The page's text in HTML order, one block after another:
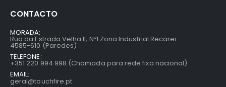
CONTACTO
MORADA:
Rua da Estrada Velha II, Nº1 Zona Industrial Recarei
4585-610 (Paredes)
TELEFONE:
+351 220 994 998 (Chamada para rede fixa nacional)
EMAIL:
geral@touchfire.pt